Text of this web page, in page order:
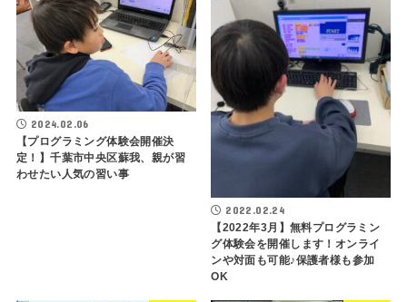
2024.02.06
【プログラミング体験会開催決
定！】千葉市中央区蘇我、親が習
わせたい人気の習い事
2022.02.24
【2022年3月】無料プログラミン
グ体験会を開催します！オンライ
ンや対面も可能♪保護者様も参加
OK